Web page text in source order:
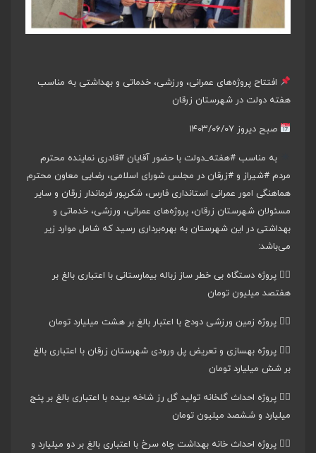
افتتاح پروژه‌های عمرانی، ورزشی، خدماتی و بهداشتی به مناسب
هفته دولت در شهرستان زرقان
صبح دیروز ۱۴۰۳/۰۶/۰۷
به مناسب #هفته_دولت با حضور آقایان #قادری نماینده محترم
مردم #شیراز و #زرقان در مجلس شورای اسلامی، رضایی معاون محترم
هماهنگی امور عمرانی استانداری فارس، شکرپور فرماندار زرقان و سایر
مسئولان شهرستان زرقان، پروژه‌های عمرانی، ورزشی، خدماتی و
بهداشتی در این شهرستان به بهره‌برداری رسید که شامل موارد زیر
می‌باشد:
۱️⃣ پروژه دستگاه بی خطر ساز زباله بیمارستانی با اعتباری بالغ بر
هفتصد میلیون تومان
۲️⃣ پروژه زمین ورزشی دودج با اعتبار بالغ بر هشت میلیارد تومان
۳️⃣ پروژه بهسازی و تعریض پل ورودی شهرستان زرقان با اعتباری بالغ
بر شش میلیارد تومان
۴️⃣ پروژه احداث گلخانه تولید گل رز شاخه بریده با اعتباری بالغ بر پنج
میلیارد و ششصد میلیون تومان
۵️⃣ پروژه احداث خانه بهداشت چاه سرخ با اعتباری بالغ بر دو میلیارد و